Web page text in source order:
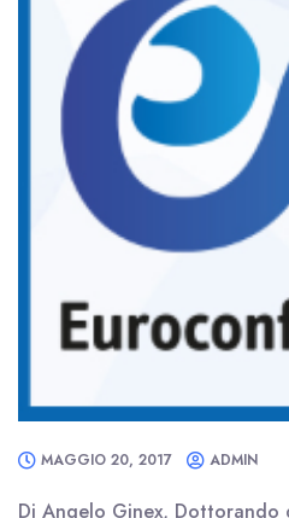
MAGGIO 20, 2017 ADMIN
Di Angelo Ginex,